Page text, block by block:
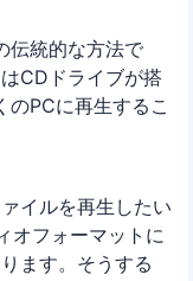
伝統的な方法で
CDドライブが搭
PCに再生するこ
イルを再生したい
オフォーマットに
ます。そうする